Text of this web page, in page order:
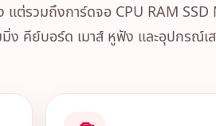
แต่รวมถึงการ์ดจอ CPU RAM
ง คีย์บอร์ด เมาส์ หูฟัง และอุปกรณ์